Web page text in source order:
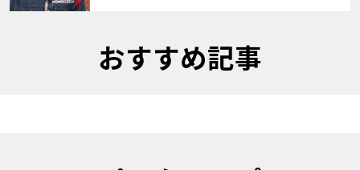
おすすめ記事